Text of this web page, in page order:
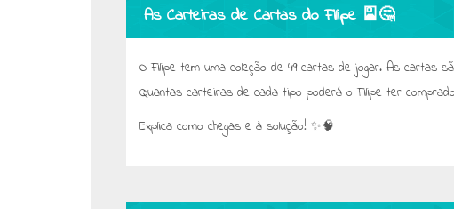
As Carteiras de Cartas do Filipe 🎴🤔
O Filipe tem uma coleção de 49 cartas de jogar. As cartas
Quantas carteiras de cada tipo poderá o Filipe ter
Explica como chegaste à solução! ✨🧠